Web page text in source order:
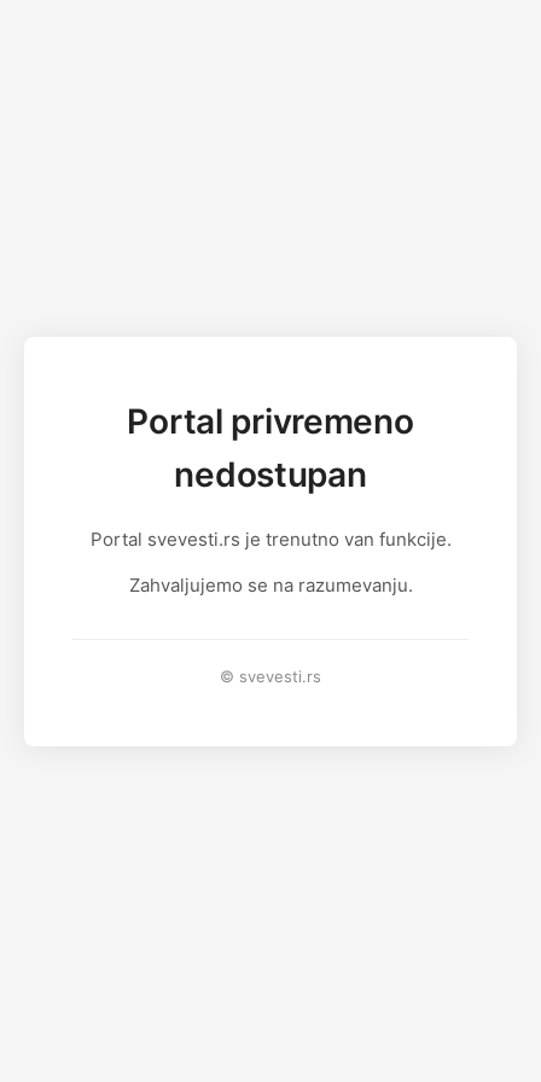
Portal privremeno
nedostupan
Portal svevesti.rs je trenutno van funkcije.
Zahvaljujemo se na razumevanju.
© svevesti.rs